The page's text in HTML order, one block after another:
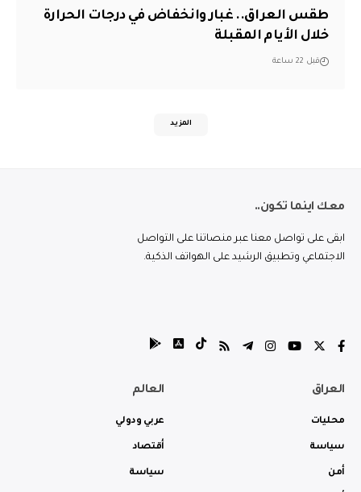
طقس العراق.. غبار وانخفاض في درجات الحرارة
خلال الأيام المقبلة
قبل 22 ساعة
المزيد
معك اينما تكون..
ابقى على تواصل معنا عبر منصاتنا على التواصل
الاجتماعي وتطبيق الرشيد على الهواتف الذكية.
العراق
محليات
سياسة
أمن
العالم
عربي ودولي
أقتصاد
سياسة